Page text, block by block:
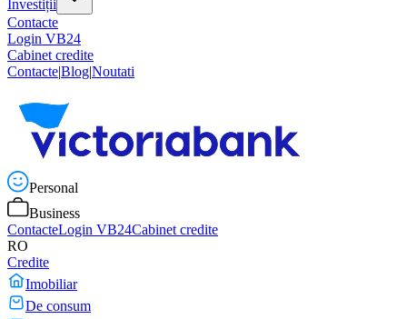
Investiții
Contacte
Login VB24
Cabinet credite
Contacte|Blog|Noutati
Personal
Business
ContacteLogin VB24Cabinet credite
RO
Credite
Imobiliar
De consum